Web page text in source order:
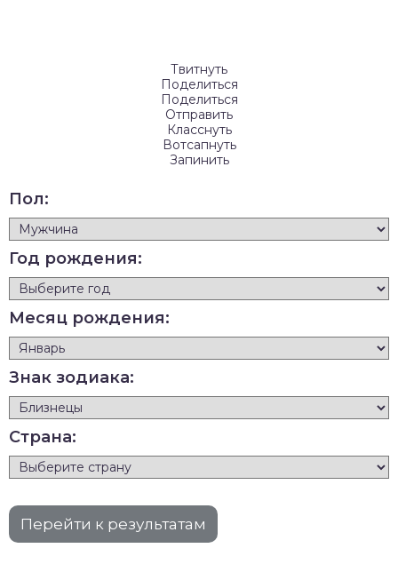
Твитнуть
Поделиться
Поделиться
Отправить
Класснуть
Вотсапнуть
Запинить
Пол:
Год рождения:
Месяц рождения:
Знак зодиака:
Страна: